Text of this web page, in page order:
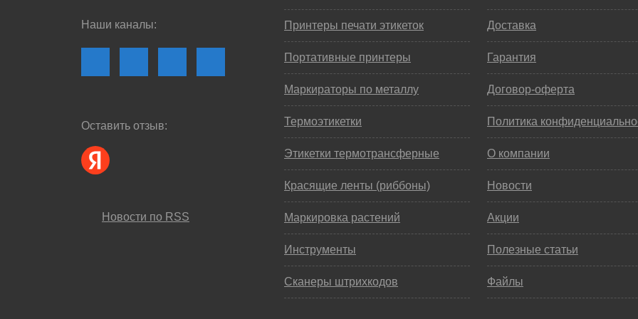
Наши каналы:
Оставить отзыв:
Новости по RSS
Принтеры печати этикеток
Портативные принтеры
Маркираторы по металлу
Термоэтикетки
Этикетки термотрансферные
Красящие ленты (риббоны)
Маркировка растений
Инструменты
Сканеры штрихкодов
Доставка
Гарантия
Договор-оферта
Политика
О компании
Новости
Акции
Полезные статьи
Файлы